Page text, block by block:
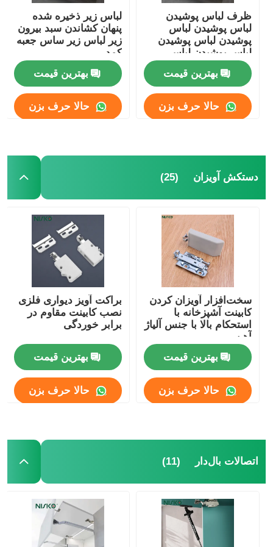
ظرف لباس پوشیدن
لباس پوشیدن لباس
پوشیدن لباس پوشیدن
لباس پوشیدن لباس
پوشیدن لباس پوشیدن
لباس پوشیدن لباس
پوشیدن
بهترین قیمت
حالا حرف بزن
لباس زیر ذخیره شده
پنهان کشاندن سبد بیرون
زیر لباس زیر ساس جعبه
کمد
بهترین قیمت
حالا حرف بزن
دستکش آویزان (25)
سخت‌افزار آویزان کردن
کابینت آشپزخانه با
استحکام بالا با جنس آلیاژ
آهن
بهترین قیمت
حالا حرف بزن
براکت آویز دیواری فلزی
نصب کابینت مقاوم در
برابر خوردگی
بهترین قیمت
حالا حرف بزن
اتصالات بال‌دار (11)